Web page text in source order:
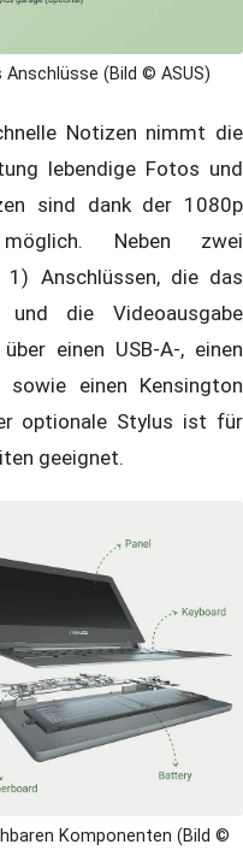
(Bild © ASUS)
Notizen nimmt die
lebendige Fotos und
sind dank der 1080p
möglich. Neben zwei
1) Anschlüssen, die das
und die Videoausgabe
einen USB-A-, einen
sowie einen Kensington
optionale Stylus ist für
geeignet.
Komponenten (Bild ©